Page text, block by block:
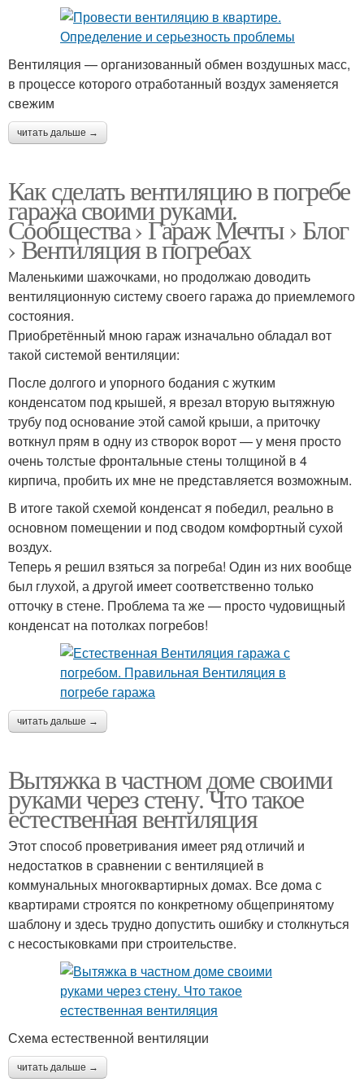
Вентиляция — организованный обмен воздушных масс,
в процессе которого отработанный воздух заменяется
свежим
читать дальше →
Как сделать вентиляцию в погребе
гаража своими руками.
Сообщества › Гараж Мечты › Блог
› Вентиляция в погребах
Маленькими шажочками, но продолжаю доводить
вентиляционную систему своего гаража до приемлемого
состояния.
Приобретённый мною гараж изначально обладал вот
такой системой вентиляции:
После долгого и упорного бодания с жутким
конденсатом под крышей, я врезал вторую вытяжную
трубу под основание этой самой крыши, а приточку
воткнул прям в одну из створок ворот — у меня просто
очень толстые фронтальные стены толщиной в 4
кирпича, пробить их мне не представляется возможным.
В итоге такой схемой конденсат я победил, реально в
основном помещении и под сводом комфортный сухой
воздух.
Теперь я решил взяться за погреба! Один из них вообще
был глухой, а другой имеет соответственно только
отточку в стене. Проблема та же — просто чудовищный
конденсат на потолках погребов!
читать дальше →
Вытяжка в частном доме своими
руками через стену. Что такое
естественная вентиляция
Этот способ проветривания имеет ряд отличий и
недостатков в сравнении с вентиляцией в
коммунальных многоквартирных домах. Все дома с
квартирами строятся по конкретному общепринятому
шаблону и здесь трудно допустить ошибку и столкнуться
с несостыковками при строительстве.
Схема естественной вентиляции
читать дальше →